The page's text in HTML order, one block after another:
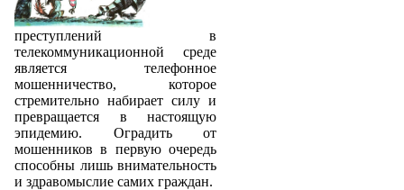
преступлений в
телекоммуникационной среде
является телефонное
мошенничество, которое
стремительно набирает силу и
превращается в настоящую
эпидемию. Оградить от
мошенников в первую очередь
способны лишь внимательность
и здравомыслие самих граждан.